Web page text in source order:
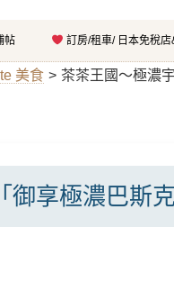
帖 訂房/租車/ 日本免稅
美食 > 茶茶王國～極濃
御享極濃巴斯